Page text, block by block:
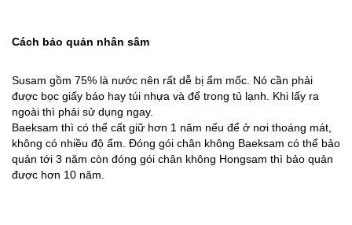
Cách bảo quản nhân sâm
Susam gồm 75% là nước nên rất dễ bị ẩm mốc. Nó cần phải
được bọc giấy báo hay túi nhựa và để trong tủ lạnh. Khi lấy ra
ngoài thì phải sử dụng ngay.
Baeksam thì có thể cất giữ hơn 1 năm nếu để ở nơi thoáng mát,
không có nhiều độ ẩm. Đóng gói chân không Baeksam có thể bảo
quản tới 3 năm còn đóng gói chân không Hongsam thì bảo quản
được hơn 10 năm.